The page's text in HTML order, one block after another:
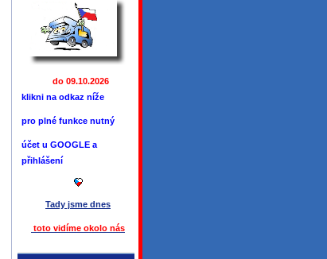
do 09.10.2026
klikni na odkaz níže
pro plné funkce nutný
účet u GOOGLE a
přihlášení
Tady jsme dnes
toto vidíme okolo nás